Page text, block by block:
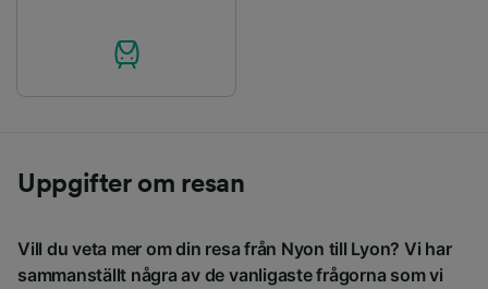
Uppgifter om resan
Vill du veta mer om din resa från Nyon till Lyon? Vi har
sammanställt några av de vanligaste frågorna som vi